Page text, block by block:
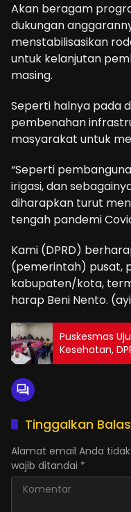
Akan beragam
dukungan
menstabilisasikan
untuk kelanjutan
masing.
Seperti halnya pada
pembenahan
masyarakat untuk
“Seperti
irigasi, dan
diharapkan turut
tengah pandemi
Kami (DPRD)
(pemerintah) pusat,
kabupaten/kota,
harap Beni Nento.
Puskesmas
Kesehatan,
Pemenuhan
Tinggalkan
Alamat email Anda
wajib ditandai *